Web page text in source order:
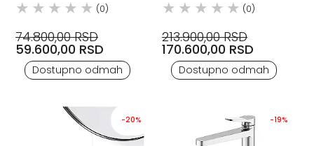
(0)
74.800,00 RSD
59.600,00 RSD
Dostupno odmah
(0)
213.900,00 RSD
170.600,00 RSD
Dostupno odmah
-20% -19%